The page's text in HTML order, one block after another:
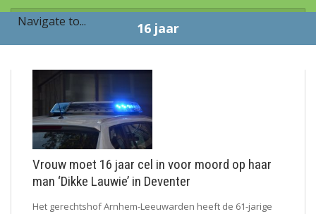
16 jaar
Vrouw moet 16 jaar cel in voor moord op haar
man ‘Dikke Lauwie’ in Deventer
Het gerechtshof Arnhem-Leeuwarden heeft de 61-jarige